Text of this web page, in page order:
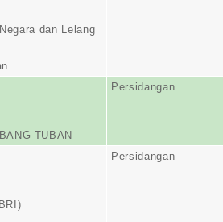
dan Lelang
TUBAN
Persidangan
Persidangan